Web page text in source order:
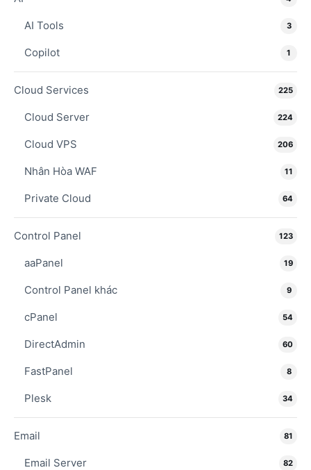
AI Tools 3
Copilot 1
Cloud Services 225
Cloud Server 224
Cloud VPS 206
Nhân Hòa WAF 11
Private Cloud 64
Control Panel 123
aaPanel 19
Control Panel khác 9
cPanel 54
DirectAdmin 60
FastPanel 8
Plesk 34
Email 81
Email Server 82